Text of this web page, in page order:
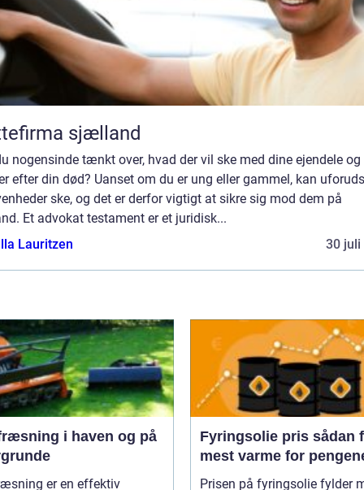
sjælland
nogensinde tænkt over, hvad der vil ske med dine ejendele og
efter din død? Uanset om du er ung eller gammel, kan
ske, og det er derfor vigtigt at sikre sig mod dem på
Et advokat testament er et juridisk...
Lauritzen
30 juli
i haven og på
er en effektiv
Fyringsolie pris sådan får du
mest varme for
Prisen på fyringsolie fylder